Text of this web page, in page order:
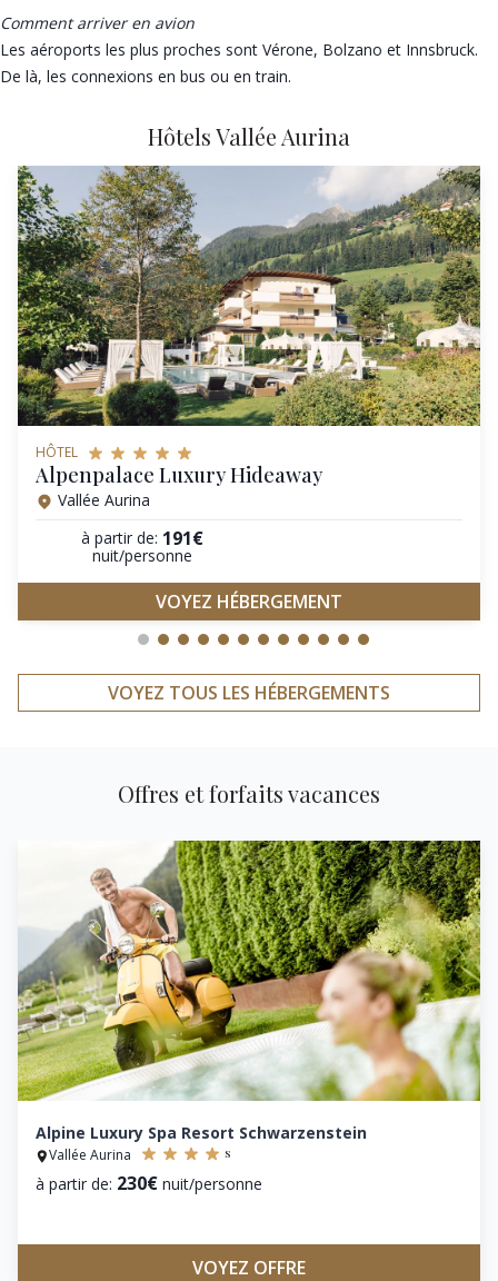
Comment arriver en avion
Les aéroports les plus proches sont Vérone, Bolzano et Innsbruck.
De là, les connexions en bus ou en train.
Hôtels Vallée Aurina
HÔTEL
Alpenpalace Luxury Hideaway
Vallée Aurina
à partir de: 191€
nuit/personne
VOYEZ HÉBERGEMENT
VOYEZ TOUS LES HÉBERGEMENTS
Offres et forfaits vacances
Alpine Luxury Spa Resort Schwarzenstein
Vallée Aurina s
à partir de: 230€ nuit/personne
VOYEZ OFFRE